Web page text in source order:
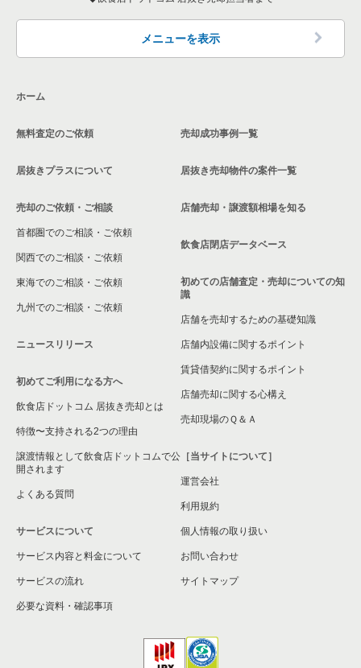
墨田区の飲食店の居抜き売却物件の案件一覧
品川区の飲食店の居抜き売却物件の案件一覧
中野区の飲食店の居抜き売却物件の案件一覧
東京23区の洋食の居抜き売却物件の案件一覧
メニューを表示
ホーム
無料査定のご依頼
居抜きプラスについて
売却のご依頼・ご相談
首都圏でのご相談・ご依頼
関西でのご相談・ご依頼
東海でのご相談・ご依頼
九州でのご相談・ご依頼
ニュースリリース
初めてご利用になる方へ
飲食店ドットコム 居抜き売却とは
特徴〜支持される2つの理由
譲渡情報として飲食店ドットコムで公
開されます
よくある質問
サービスについて
サービス内容と料金について
サービスの流れ
必要な資料・確認事項
売却成功事例一覧
居抜き売却物件の案件一覧
店舗売却・譲渡額相場を知る
飲食店閉店データベース
初めての店舗査定・売却についての知
識
店舗を売却するための基礎知識
店舗内設備に関するポイント
賃貸借契約に関するポイント
店舗売却に関する心構え
売却現場のＱ＆Ａ
［当サイトについて］
運営会社
利用規約
個人情報の取り扱い
お問い合わせ
サイトマップ